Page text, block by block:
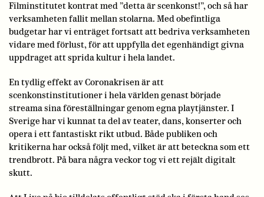
Filminstitutet kontrat med ”detta är scenkonst!”, och så har
verksamheten fallit mellan stolarna. Med obefintliga
budgetar har vi enträget fortsatt att bedriva verksamheten
vidare med förlust, för att uppfylla det egenhändigt givna
uppdraget att sprida kultur i hela landet.
En tydlig effekt av Coronakrisen är att
scenkonstinstitutioner i hela världen genast började
streama sina föreställningar genom egna playtjänster. I
Sverige har vi kunnat ta del av teater, dans, konserter och
opera i ett fantastiskt rikt utbud. Både publiken och
kritikerna har också följt med, vilket är att beteckna som ett
trendbrott. På bara några veckor tog vi ett rejält digitalt
skutt.